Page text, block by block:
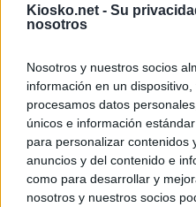
Kiosko.net - Su
nosotros
Nosotros y nuestros socios
información en un
procesamos datos
únicos e información
para personalizar contenidos
anuncios y del contenido e
como para desarrollar y
nosotros y nuestros socios